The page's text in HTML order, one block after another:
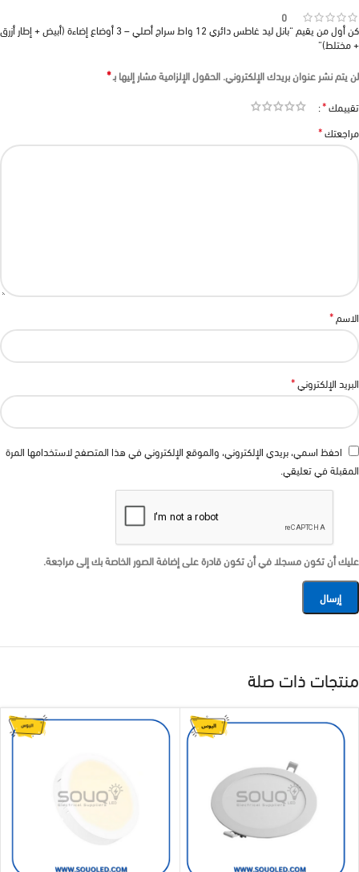
0
كن أول من يقيم “بانل ليد غاطس دائري 12 واط سراج أصلي – 3 أوضاع إضاءة (أبيض + إطار أزرق
+ مختلط)”
لن يتم نشر عنوان بريدك الإلكتروني.الحقول الإلزامية مشار إليها بـ*
تقييمك*
مراجعتك*
الاسم*
البريد الإلكتروني*
احفظ اسمي، بريدي الإلكتروني، والموقع الإلكتروني في هذا المتصفح لاستخدامها المرة
المقبلة في تعليقي.
عليك أن تكون مسجلا في أن تكون قادرة على إضافة الصور الخاصة بك إلى مراجعة.
منتجات ذات صلة